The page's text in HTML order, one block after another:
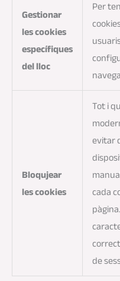
Gestionar
les cookies
específiques
del lloc
Per
Bloqujear
les cookies
Tot i
evitar
cada
de